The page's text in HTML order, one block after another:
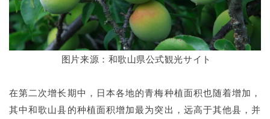
图片来源：和歌山県公式観光サイト
在第二次增长期中，日本各地的青梅种植面积也随着增加，
其中和歌山县的种植面积增加最为突出，远高于其他县，并